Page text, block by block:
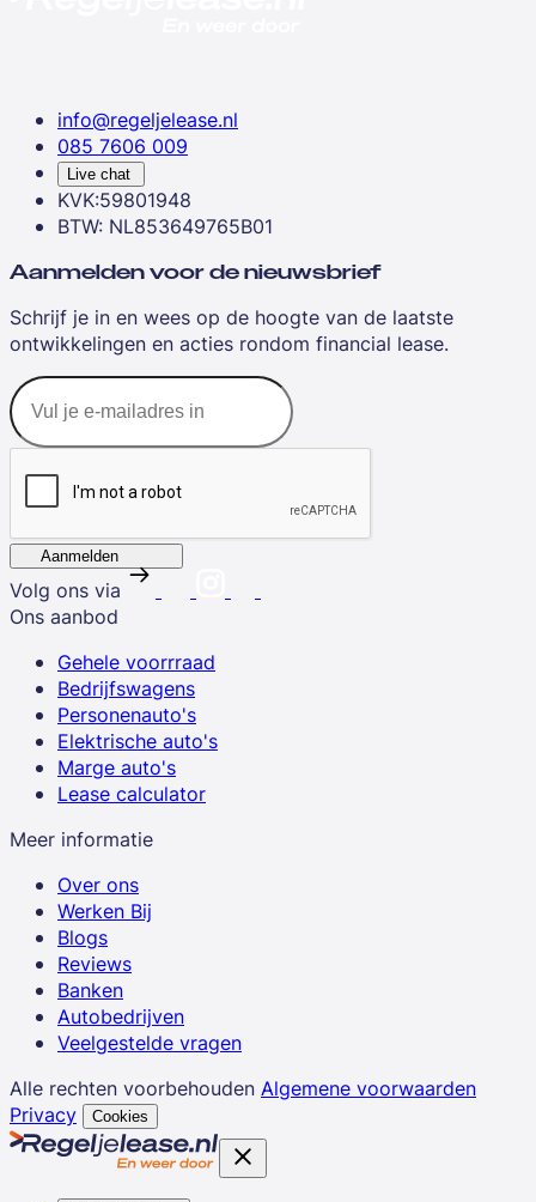
info@regeljelease.nl
085 7606 009
Live chat
KVK:59801948
BTW: NL853649765B01
Aanmelden voor de nieuwsbrief
Schrijf je in en wees op de hoogte van de laatste
ontwikkelingen en acties rondom financial lease.
Aanmelden
Volg ons via
Ons aanbod
Gehele voorrraad
Bedrijfswagens
Personenauto's
Elektrische auto's
Marge auto's
Lease calculator
Meer informatie
Over ons
Werken Bij
Blogs
Reviews
Banken
Autobedrijven
Veelgestelde vragen
Alle rechten voorbehouden Algemene voorwaarden
Privacy
Cookies